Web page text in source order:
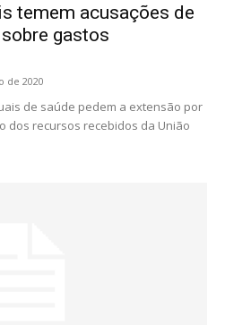
temem acusações de
gastos
de 2020
de saúde pedem a extensão por
dos recursos recebidos da União